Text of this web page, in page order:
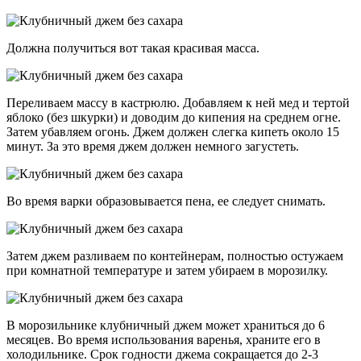
Должна получиться вот такая красивая масса.
Переливаем массу в кастрюлю. Добавляем к ней мед и тертой
яблоко (без шкурки) и доводим до кипения на среднем огне.
Затем убавляем огонь. Джем должен слегка кипеть около 15
минут. За это время джем должен немного загустеть.
Во время варки образовывается пена, ее следует снимать.
Затем джем разливаем по контейнерам, полностью остужаем
при комнатной температуре и затем убираем в морозилку.
В морозильнике клубничный джем может храниться до 6
месяцев. Во время использования варенья, храните его в
холодильнике. Срок годности джема сокращается до 2-3